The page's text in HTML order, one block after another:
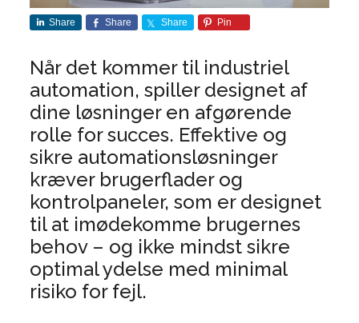
Share Share Share Pin
Når det kommer til industriel
automation, spiller designet af
dine løsninger en afgørende
rolle for succes. Effektive og
sikre automationsløsninger
kræver brugerflader og
kontrolpaneler, som er designet
til at imødekomme brugernes
behov – og ikke mindst sikre
optimal ydelse med minimal
risiko for fejl.